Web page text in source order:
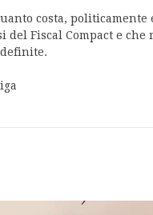
costa,
Fiscal Compact e